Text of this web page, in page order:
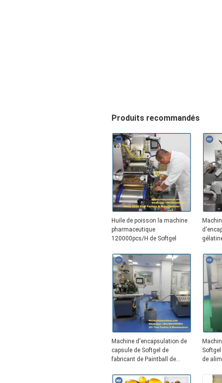
Produits recommandés
Huile de poisson la machine
pharmaceutique
120000pcs/H de Softgel
Machine d'encapsulation de
capsule de Softgel de
fabricant de Paintball de
de